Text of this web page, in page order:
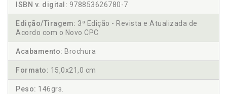
ISBN v. digital: 978853626780-7
Edição/Tiragem: 3ª Edição - Revista e Atualizada de
Acordo com o Novo CPC
Acabamento: Brochura
Formato: 15,0x21,0 cm
Peso: 146grs.